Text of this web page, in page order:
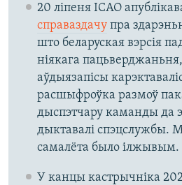
20 ліпеня ICAO
справаздачупра
што беларуская вэрсія
ніякага пацьверджаньня,
аўдыязапісы
расшыфроўка размоў
дыспэтчару каманды да
дыктавалі спэцслужбы.
самалёта было ілжывым.
У канцы кастрычніка